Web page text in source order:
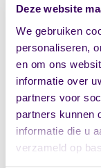
Deze website
We gebruiken
personaliseren,
en om ons
informatie over
partners voor
partners kunnen
informatie die u
verzameld op
uitgebreide
aan talloze
het werk
hebben:
De paarse
systemen